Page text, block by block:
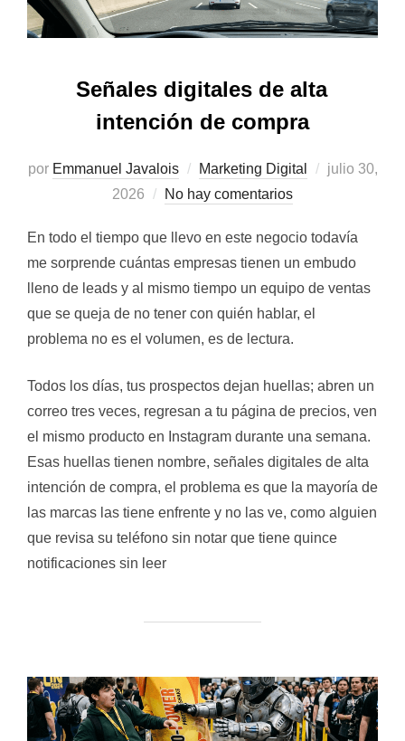
Señales digitales de alta
intención de compra
por Emmanuel Javalois Marketing Digital
Publicado
julio 30,
2026
No hay comentarios
En todo el tiempo que llevo en este negocio todavía
me sorprende cuántas empresas tienen un embudo
lleno de leads y al mismo tiempo un equipo de ventas
que se queja de no tener con quién hablar, el
problema no es el volumen, es de lectura.
Todos los días, tus prospectos dejan huellas; abren un
correo tres veces, regresan a tu página de precios, ven
el mismo producto en Instagram durante una semana.
Esas huellas tienen nombre, señales digitales de alta
intención de compra, el problema es que la mayoría de
las marcas las tiene enfrente y no las ve, como alguien
que revisa su teléfono sin notar que tiene quince
notificaciones sin leer